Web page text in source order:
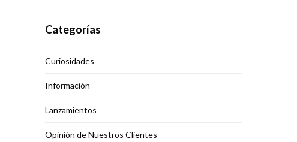
Categorías
Curiosidades
Información
Lanzamientos
Opinión de Nuestros Clientes